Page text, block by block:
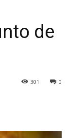
de
0
301